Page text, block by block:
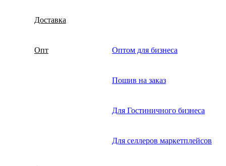
Доставка
Опт Оптом для бизнеса
Пошив на заказ
Для Гостиничного бизнеса
Для селлеров маркетплейсов